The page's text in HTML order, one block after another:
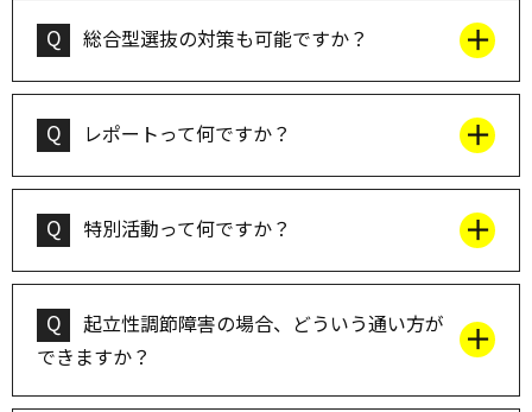
Q 総合型選抜の対策も可能ですか？
Q レポートって何ですか？
Q 特別活動って何ですか？
Q
起立性調節障害の場合、どういう通い方が
できますか？